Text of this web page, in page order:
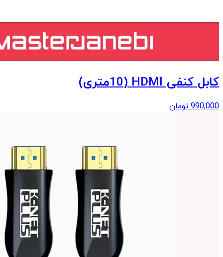
کابل کنفی HDMI (10متری)
990,000 تومان